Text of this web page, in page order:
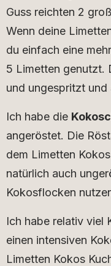
Guss reichten 2
Wenn deine
du einfach eine
5 Limetten genutzt.
und ungespritzt
Ich habe die
angeröstet. Die
dem Limetten
natürlich auch
Kokosflocken
Ich habe relativ viel
einen intensiven
Limetten Kokos